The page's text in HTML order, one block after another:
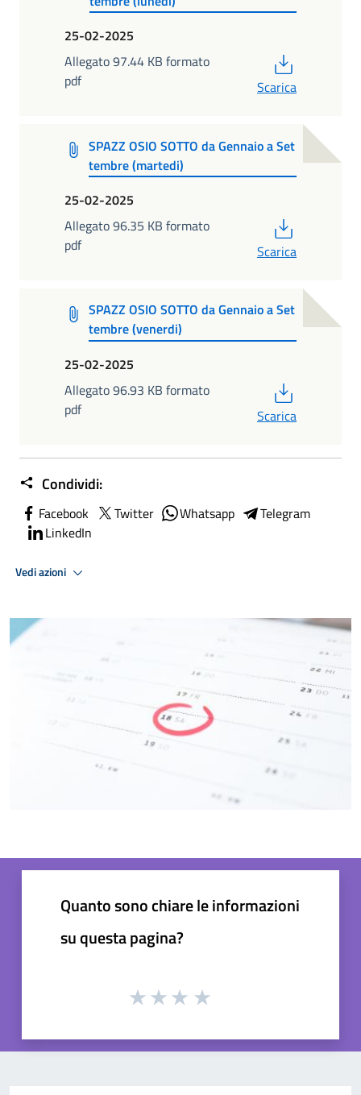
25-02-2025
Allegato 97.44 KB formato
pdf
Scarica
SPAZZ OSIO SOTTO da Gennaio a Set
tembre (martedi)
25-02-2025
Allegato 96.35 KB formato
pdf
Scarica
SPAZZ OSIO SOTTO da Gennaio a Set
tembre (venerdi)
25-02-2025
Allegato 96.93 KB formato
pdf
Scarica
Condividi:
Facebook Twitter Whatsapp
Telegram
LinkedIn
Vedi azioni
Quanto sono chiare le informazioni
su questa pagina?